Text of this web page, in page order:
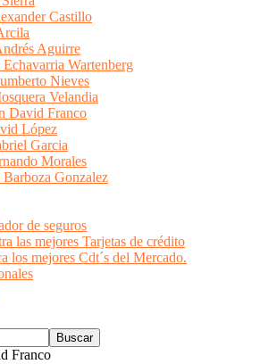
Castillo
Aguirre
Wartenberg
Nieves
Velandia
David Franco
López
Garcia
Morales
Gonzalez
de seguros
las mejores Tarjetas de crédito
los mejores Cdt´s del Mercado.
Franco